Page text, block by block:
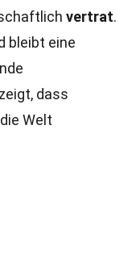
vertrat.
bleibt eine
dass
die Welt